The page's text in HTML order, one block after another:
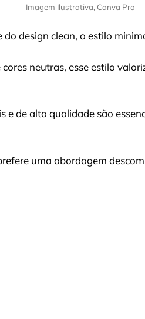
Imagem Ilustrativa, Canva Pro
design clean, o estilo
neutras, esse estilo
e de alta qualidade são
uma abordagem